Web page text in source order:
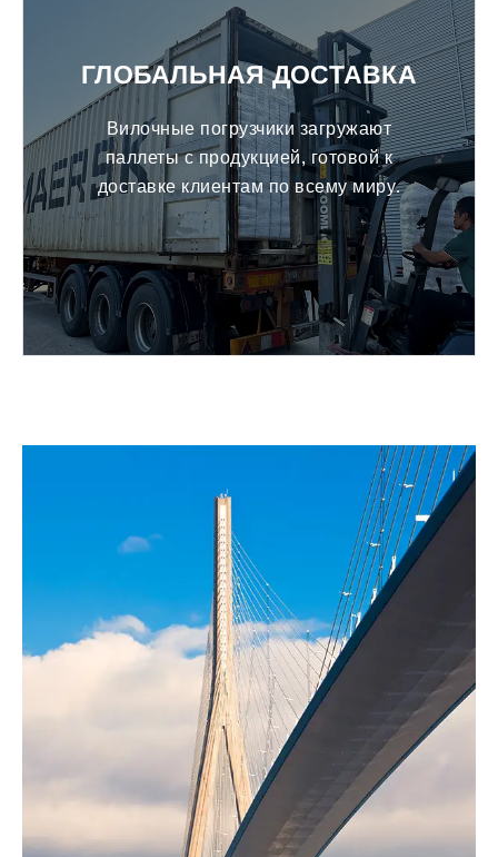
ГЛОБАЛЬНАЯ ДОСТАВКА
Вилочные погрузчики загружают
паллеты с продукцией, готовой к
доставке клиентам по всему миру.